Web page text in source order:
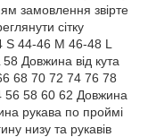
замовлення звірте
сітку
S 44-46 M 46-48 L
Довжина від кута
68 70 72 74 76 78
56 58 60 62 Довжина
рукава по проймі
низу та рукавів